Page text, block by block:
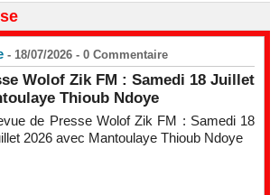
- 18/07/2026 - 0 Commentaire
Wolof Zik FM : Samedi 18 Juillet
Thioub Ndoye
de Presse Wolof Zik FM : Samedi 18
2026 avec Mantoulaye Thioub Ndoye